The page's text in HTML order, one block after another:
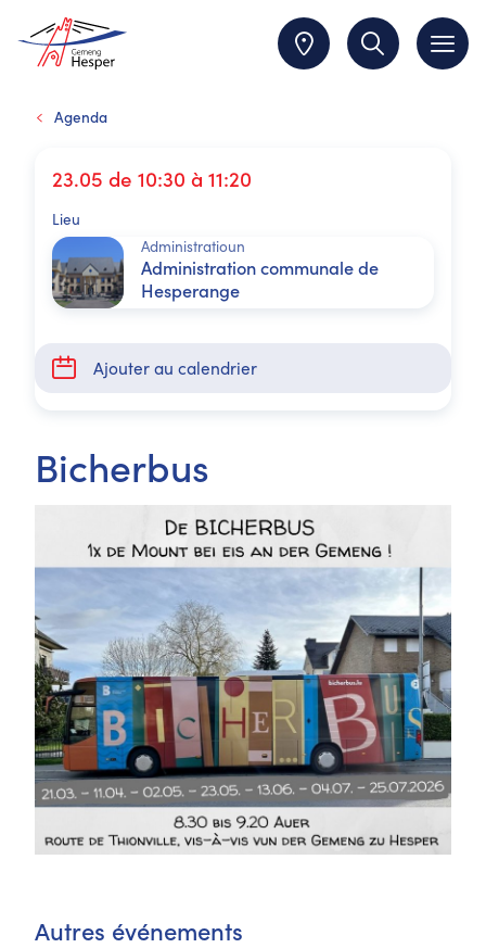
Agenda
23.05 de 10:30 à 11:20
Lieu
Administratioun
Administration communale de
Hesperange
Ajouter au calendrier
Bicherbus
Autres événements